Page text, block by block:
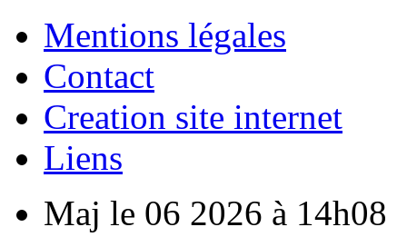
Mentions légales
Contact
Creation site internet
Liens
Maj le 06 2026 à 14h08